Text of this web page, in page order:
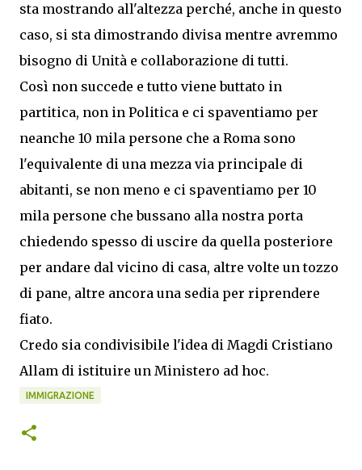
sta mostrando all'altezza perché, anche in questo
caso, si sta dimostrando divisa mentre avremmo
bisogno di Unità e collaborazione di tutti.
Così non succede e tutto viene buttato in
partitica, non in Politica e ci spaventiamo per
neanche 10 mila persone che a Roma sono
l'equivalente di una mezza via principale di
abitanti, se non meno e ci spaventiamo per 10
mila persone che bussano alla nostra porta
chiedendo spesso di uscire da quella posteriore
per andare dal vicino di casa, altre volte un tozzo
di pane, altre ancora una sedia per riprendere
fiato.
Credo sia condivisibile l'idea di Magdi Cristiano
Allam di istituire un Ministero ad hoc.
IMMIGRAZIONE